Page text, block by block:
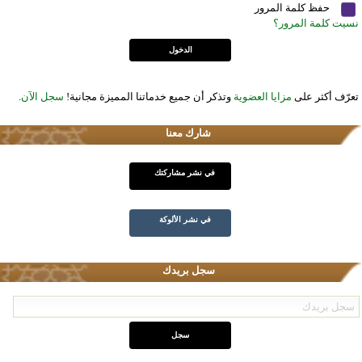
حفظ كلمة المرور
نسيت كلمة المرور؟
تعرّف أكثر على مزايا العضوية وتذكر أن جميع خدماتنا المميزة مجانية! سجل الآن
شارك معنا
في نشر مشاركتك
في نشر الألوكة
سجل بريدك